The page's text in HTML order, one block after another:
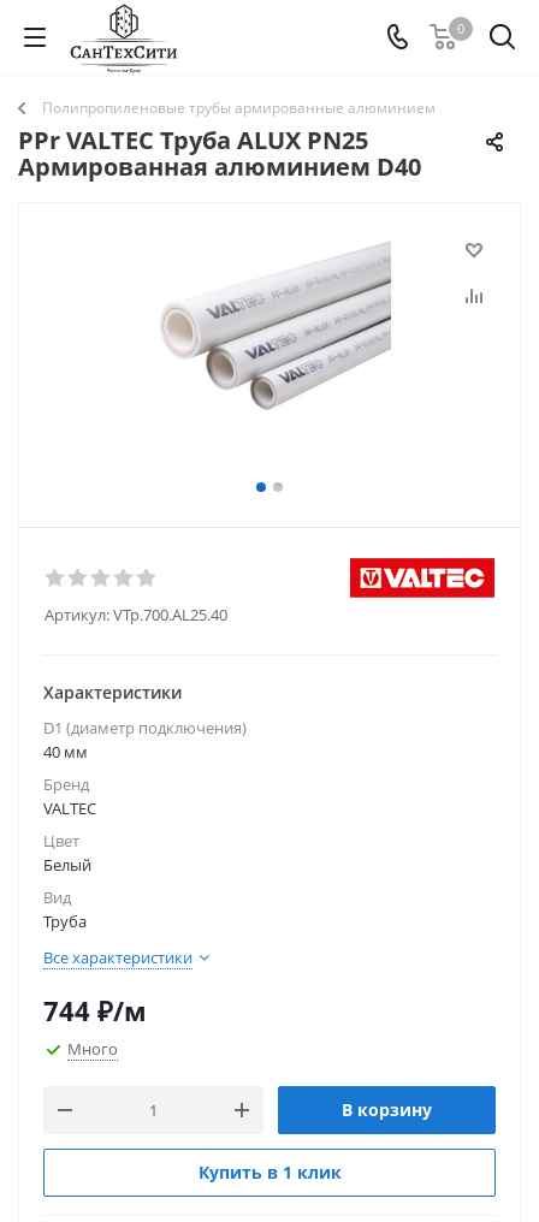
0
Полипропиленовые трубы армированные алюминием
PPr VALTEC Труба ALUX PN25
Армированная алюминием D40
Артикул:VTp.700.AL25.40
Характеристики
D1 (диаметр подключения)
40 мм
Бренд
VALTEC
Цвет
Белый
Вид
Труба
Все характеристики
744 ₽/м
Много
В корзину
Купить в 1 клик